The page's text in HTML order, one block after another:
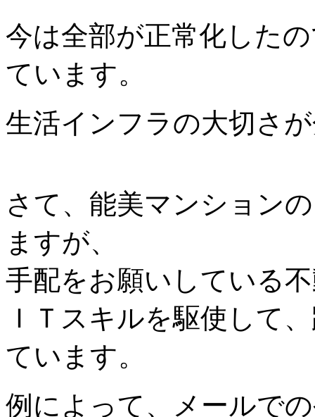
今は全部が正常化した
ています。
生活インフラの大切さ
さて、能美マンション
ますが、
手配をお願いしている
ＩＴスキルを駆使して
ています。
例によって、メールで